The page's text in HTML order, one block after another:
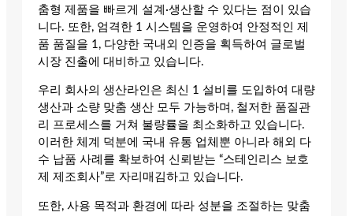
춤형 제품을 빠르게 설계·생산할 수 있다는 점이 있습
니다. 또한, 엄격한 1 시스템을 운영하여 안정적인 제
품 품질을 1, 다양한 국내외 인증을 획득하여 글로벌
시장 진출에 대비하고 있습니다.
우리 회사의 생산라인은 최신 1 설비를 도입하여 대량
생산과 소량 맞춤 생산 모두 가능하며, 철저한 품질관
리 프로세스를 거쳐 불량률을 최소화하고 있습니다.
이러한 체계 덕분에 국내 유통 업체뿐 아니라 해외 다
수 납품 사례를 확보하여 신뢰받는 “스테인리스 보호
제 제조회사”로 자리매김하고 있습니다.
또한, 사용 목적과 환경에 따라 성분을 조절하는 맞춤